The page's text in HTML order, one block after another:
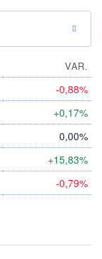
VAR.
-0,88%
+0,17%
0,00%
+15,83%
-0,79%